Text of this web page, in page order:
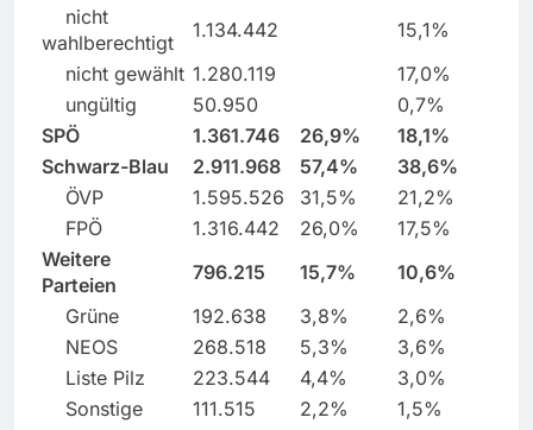
nicht
wahlberechtigt
1.134.442
15,1%
nicht gewählt 1.280.119
17,0%
ungültig
50.950
0,7%
SPÖ
1.361.746 26,9%
18,1%
Schwarz-Blau
2.911.968 57,4%
38,6%
ÖVP
1.595.526 31,5%
21,2%
FPÖ
1.316.442 26,0%
17,5%
Weitere
Parteien
796.215 15,7%
10,6%
Grüne
192.638 3,8%
2,6%
NEOS
268.518 5,3%
3,6%
Liste Pilz
223.544 4,4%
3,0%
Sonstige
111.515 2,2% 1,5%